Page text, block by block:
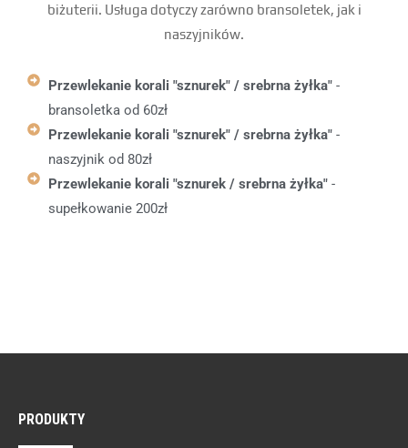
biżuterii. Usługa dotyczy zarówno bransoletek, jak i
naszyjników.
Przewlekanie korali "sznurek" / srebrna żyłka" -
bransoletka od 60zł
Przewlekanie korali "sznurek" / srebrna żyłka" -
naszyjnik od 80zł
Przewlekanie korali "sznurek / srebrna żyłka" -
supełkowanie 200zł
PRODUKTY